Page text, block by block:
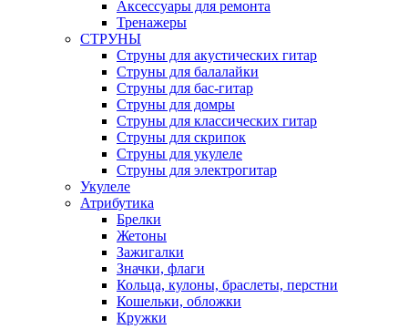
Аксессуары для ремонта
Тренажеры
СТРУНЫ
Струны для акустических гитар
Струны для балалайки
Струны для бас-гитар
Струны для домры
Струны для классических гитар
Струны для скрипок
Струны для укулеле
Струны для электрогитар
Укулеле
Атрибутика
Брелки
Жетоны
Зажигалки
Значки, флаги
Кольца, кулоны, браслеты, перстни
Кошельки, обложки
Кружки